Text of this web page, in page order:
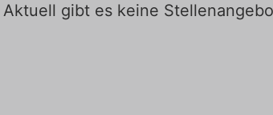
gibt es keine